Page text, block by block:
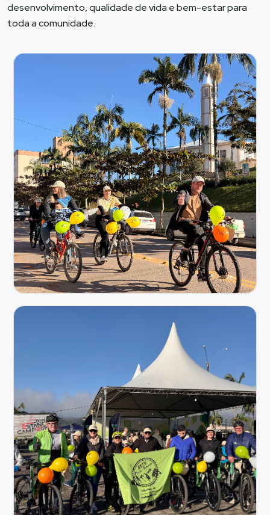
desenvolvimento, qualidade de vida e bem-estar para
toda a comunidade.